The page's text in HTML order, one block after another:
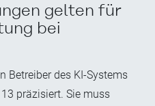
gelten für
bei
Betreiber des KI-Systems
präzisiert. Sie muss